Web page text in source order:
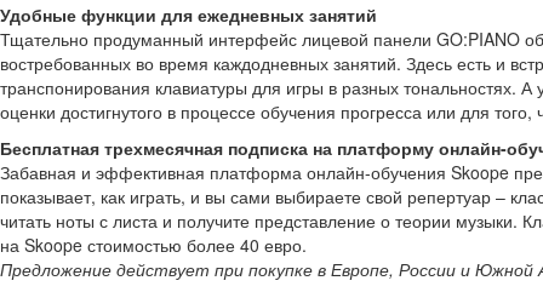
Удобные функции для ежедневных занятий
Тщательно продуманный интерфейс лицевой панели GO:PIANO
востребованных во время каждодневных занятий. Здесь есть и
транспонирования клавиатуры для игры в разных тональностях.
оценки достигнутого в процессе обучения прогресса или для
Бесплатная трехмесячная подписка на платформу онлайн-
Забавная и эффективная платформа онлайн-обучения Skoope
показывает, как играть, и вы сами выбираете свой репертуар –
читать ноты с листа и получите представление о теории
на Skoope стоимостью более 40 евро.
Предложение действует при покупке в Европе, России и Южной